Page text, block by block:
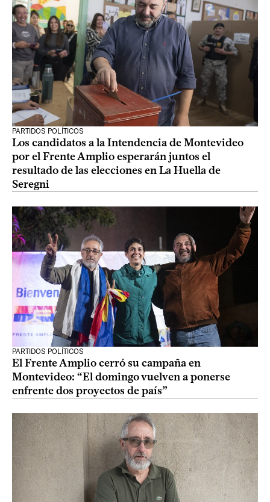
PARTIDOS POLÍTICOS
Los candidatos a la Intendencia de Montevideo
por el Frente Amplio esperarán juntos el
resultado de las elecciones en La Huella de
Seregni
PARTIDOS POLÍTICOS
El Frente Amplio cerró su campaña en
Montevideo: “El domingo vuelven a ponerse
enfrente dos proyectos de país”